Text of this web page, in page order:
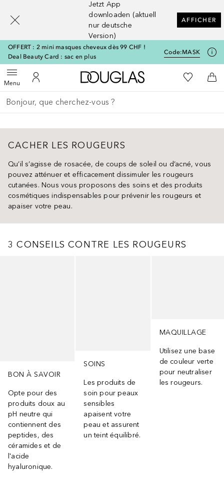
Jetzt App
downloaden (aktuell
nur deutsche
Version)
AFFICHER
OFFERT : 2 mini masques cheveux dès 99 CHF !
Deal Beauty Card : sac en plus
Code:MASK
MenuOuvrir le menuVers Mon Compte
Vers l'accueil Douglas
Vers Ma
Retourner
Exécuter la recherche
CACHER LES ROUGEURS
Qu’il s’agisse de rosacée, de coups de soleil ou d’acné, vous
pouvez atténuer et efficacement dissimuler les rougeurs
cutanées. Nous vous proposons des soins et des produits
cosmétiques indispensables pour prévenir les rougeurs et
apaiser votre peau.
3 CONSEILS CONTRE LES ROUGEURS
BON À SAVOIR
Opte pour des
produits doux au
pH neutre qui
contiennent des
peptides, des
céramides et de
l'acide
hyaluronique.
SOINS
Les produits de
soin pour peaux
sensibles
apaisent votre
peau et assurent
un teint équilibré.
MAQUILLAGE
Utilisez une base
de couleur verte
pour neutraliser
les rougeurs.
[navigation.slideout.screenreader]